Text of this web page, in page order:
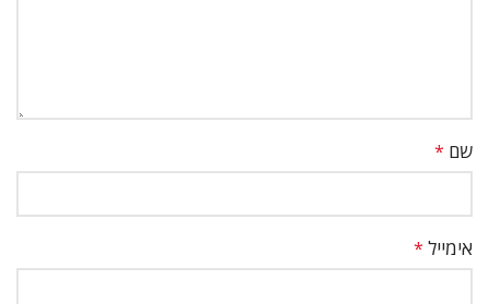
שם *
אימייל *